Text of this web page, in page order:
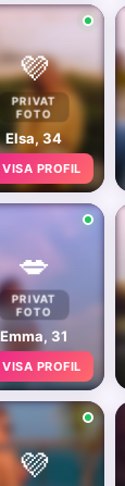
💜
PRIVAT
FOTO
Elsa, 34
PROFIL
💋
PRIVAT
FOTO
Emma, 31
PROFIL
💜